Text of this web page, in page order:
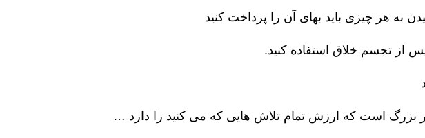
به هر چیزی باید بهای آن را پرداخت کنید
از تجسم خلاق استفاده کنید.
بزرگ است که ارزش تمام تلاش هایی که می کنید را دارد …